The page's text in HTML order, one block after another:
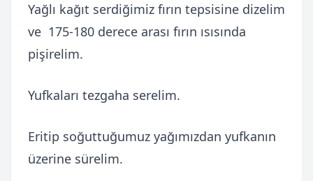
Yağlı kağıt serdiğimiz fırın tepsisine dizelim
ve 175-180 derece arası fırın ısısında
pişirelim.
Yufkaları tezgaha serelim.
Eritip soğuttuğumuz yağımızdan yufkanın
üzerine sürelim.